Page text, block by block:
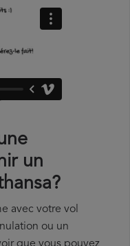
un
avec votre vol
ou un